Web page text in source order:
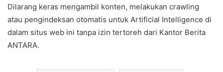
Dilarang keras mengambil konten, melakukan crawling
atau pengindeksan otomatis untuk Artificial Intelligence di
dalam situs web ini tanpa izin tertoreh dari Kantor Berita
ANTARA.